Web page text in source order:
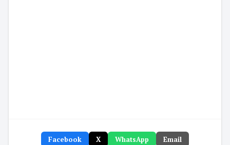
Facebook X WhatsApp
Email